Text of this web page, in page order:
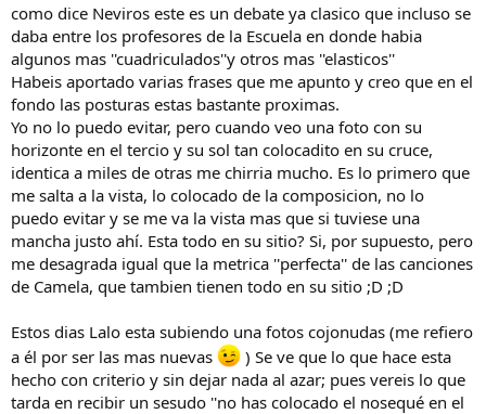
como dice Neviros este es un debate ya clasico que incluso se
daba entre los profesores de la Escuela en donde habia
algunos mas ''cuadriculados''y otros mas ''elasticos''
Habeis aportado varias frases que me apunto y creo que en el
fondo las posturas estas bastante proximas.
Yo no lo puedo evitar, pero cuando veo una foto con su
horizonte en el tercio y su sol tan colocadito en su cruce,
identica a miles de otras me chirria mucho. Es lo primero que
me salta a la vista, lo colocado de la composicion, no lo
puedo evitar y se me va la vista mas que si tuviese una
mancha justo ahí. Esta todo en su sitio? Si, por supuesto, pero
me desagrada igual que la metrica ''perfecta'' de las canciones
de Camela, que tambien tienen todo en su sitio ;D ;D
Estos dias Lalo esta subiendo una fotos cojonudas (me refiero
a él por ser las mas nuevas
) Se ve que lo que hace esta
hecho con criterio y sin dejar nada al azar; pues vereis lo que
tarda en recibir un sesudo ''no has colocado el nosequé en el